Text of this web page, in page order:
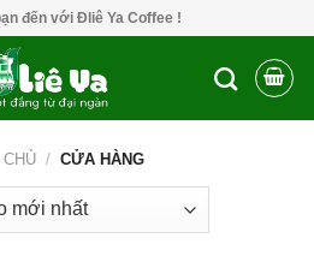
đến với Đliê Ya Coffee !
/ CỬA HÀNG